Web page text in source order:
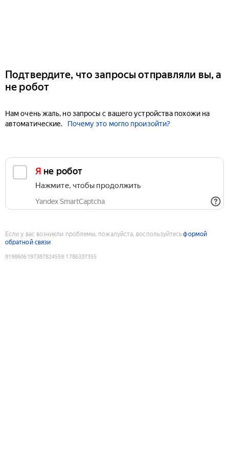
Подтвердите, что запросы отправляли вы, а
не робот
Нам очень жаль, но запросы с вашего устройства похожи на
автоматические.
Почему это могло произойти?
Я не робот
Нажмите, чтобы продолжить
Yandex SmartCaptcha
Если у вас возникли проблемы, пожалуйста, воспользуйтесьформой
обратной связи
9198606197387824559:1786337355